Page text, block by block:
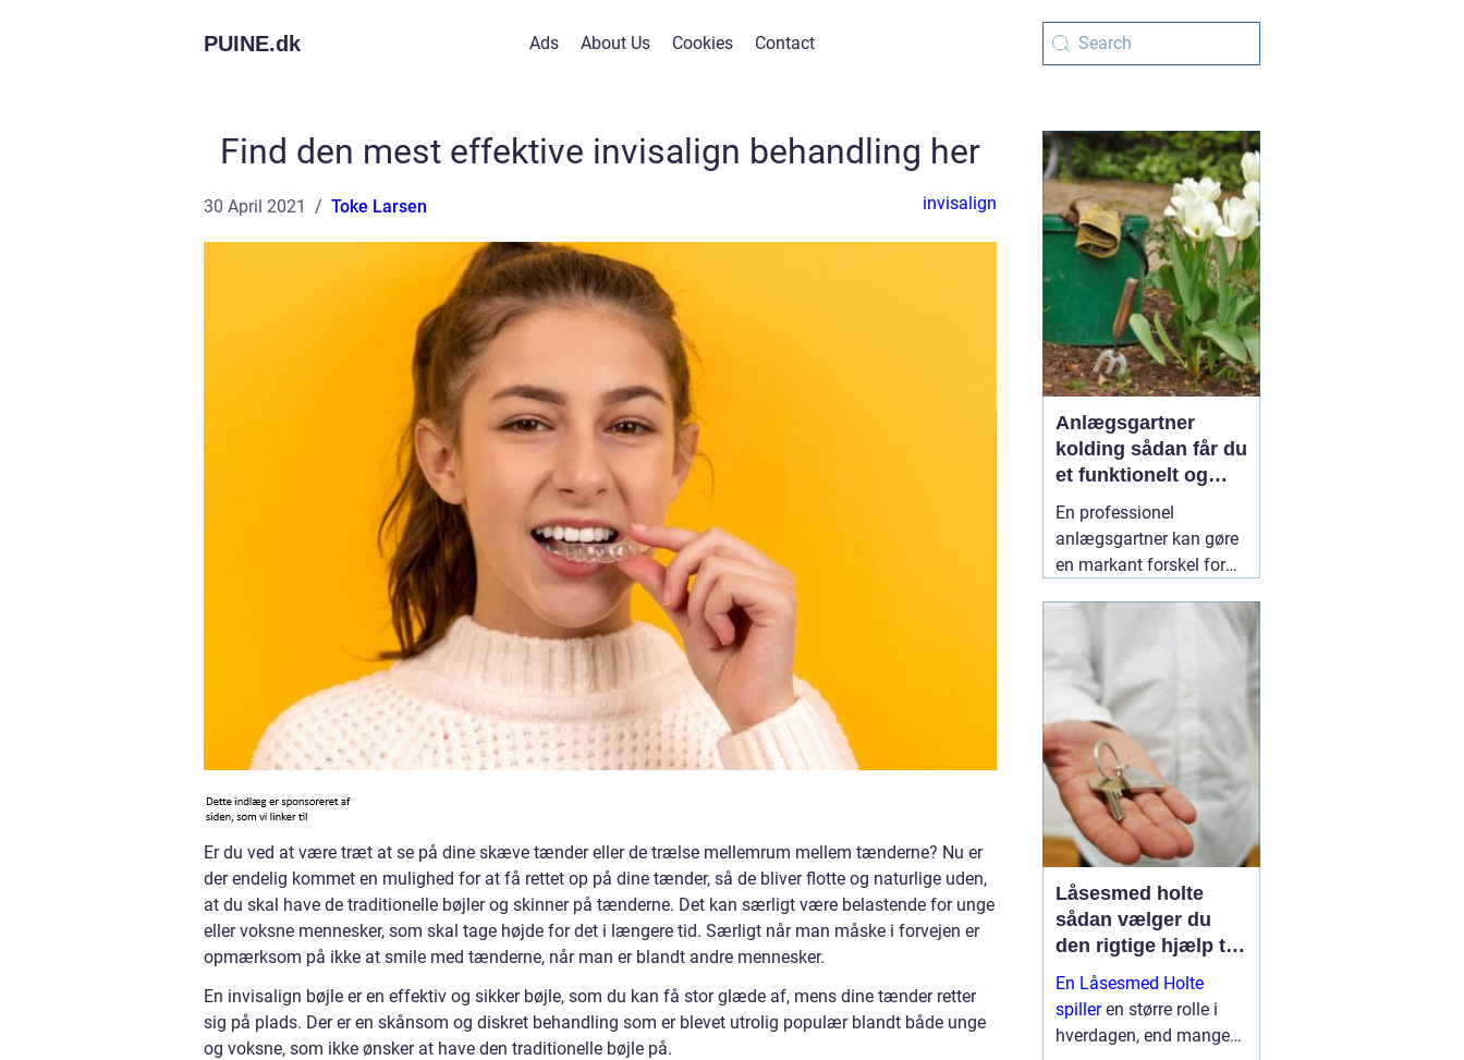
PUINE.dk Ads About Us Cookies Contact
Find den mest effektive invisalign behandling her
30 April 2021 Toke Larsen invisalign
Er du ved at være træt at se på dine skæve tænder eller de trælse mellemrum mellem tænderne? Nu er
der endelig kommet en mulighed for at få rettet op på dine tænder, så de bliver flotte og naturlige uden,
at du skal have de traditionelle bøjler og skinner på tænderne. Det kan særligt være belastende for unge
eller voksne mennesker, som skal tage højde for det i længere tid. Særligt når man måske i forvejen er
opmærksom på ikke at smile med tænderne, når man er blandt andre mennesker.
En invisalign bøjle er en effektiv og sikker bøjle, som du kan få stor glæde af, mens dine tænder retter
sig på plads. Der er en skånsom og diskret behandling som er blevet utrolig populær blandt både unge
og voksne, som ikke ønsker at have den traditionelle bøjle på.
Anlægsgartner
kolding sådan får du
et funktionelt og
indbydende uderum
En professionel
anlægsgartner kan gøre
en markant forskel for
funktion i haven. Mange
oplever, at det kan være
svært at få
udendørsarealer til at
fungere i hverdagen. Her
kan06 August 2026
Låsesmed holte
sådan vælger du
den rigtige hjælp til
sikkerhed i
hverdagen
En Låsesmed Holte
spilleren større rolle i
hverdagen, end mange